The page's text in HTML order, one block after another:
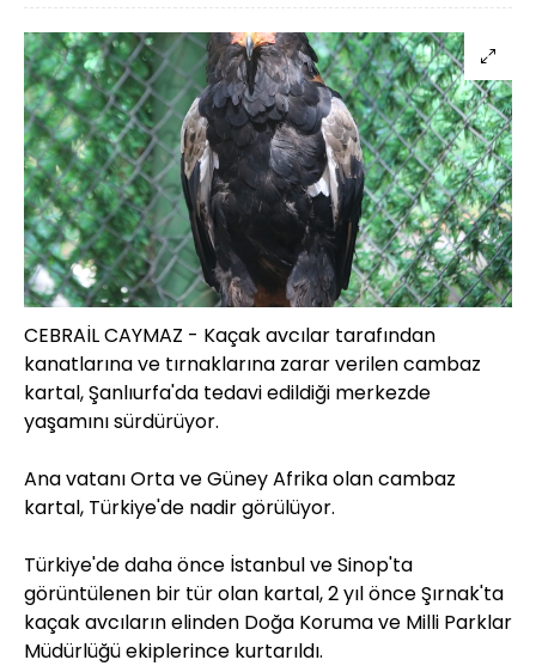
CEBRAİL CAYMAZ - Kaçak avcılar tarafından
kanatlarına ve tırnaklarına zarar verilen cambaz
kartal, Şanlıurfa'da tedavi edildiği merkezde
yaşamını sürdürüyor.
Ana vatanı Orta ve Güney Afrika olan cambaz
kartal, Türkiye'de nadir görülüyor.
Türkiye'de daha önce İstanbul ve Sinop'ta
görüntülenen bir tür olan kartal, 2 yıl önce Şırnak'ta
kaçak avcıların elinden Doğa Koruma ve Milli Parklar
Müdürlüğü ekiplerince kurtarıldı.